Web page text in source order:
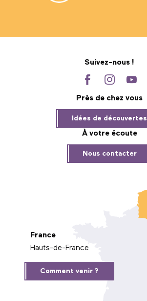
Suivez-nous !
Près de chez vous
Idées de découvertes
À votre écoute
Nous contacter
France
Hauts-de-France
Comment venir ?